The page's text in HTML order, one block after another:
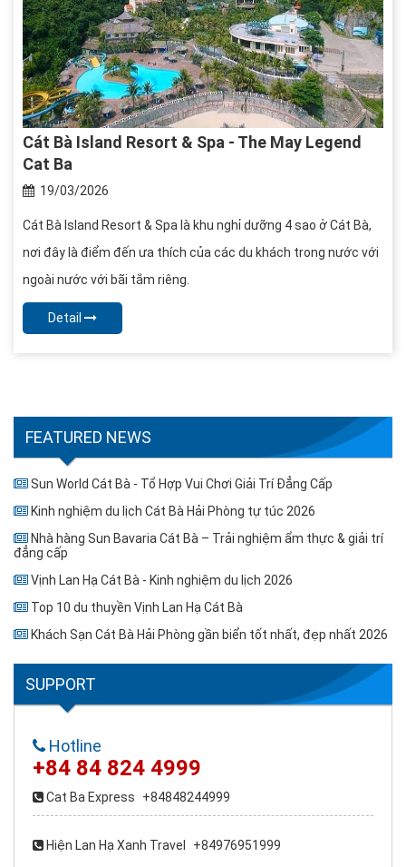
Cát Bà Island Resort & Spa - The May Legend
Cat Ba
19/03/2026
Cát Bà Island Resort & Spa là khu nghỉ dưỡng 4 sao ở Cát Bà,
nơi đây là điểm đến ưa thích của các du khách trong nước với
ngoài nước với bãi tắm riêng.
Detail
FEATURED NEWS
Sun World Cát Bà - Tổ Hợp Vui Chơi Giải Trí Đẳng Cấp
Kinh nghiệm du lịch Cát Bà Hải Phòng tự túc 2026
Nhà hàng Sun Bavaria Cát Bà – Trải nghiệm ẩm thực & giải trí
đẳng cấp
Vịnh Lan Hạ Cát Bà - Kinh nghiệm du lịch 2026
Top 10 du thuyền Vịnh Lan Hạ Cát Bà
Khách Sạn Cát Bà Hải Phòng gần biển tốt nhất, đẹp nhất 2026
SUPPORT
Hotline
+84 84 824 4999
Cat Ba Express +84848244999
Hiện Lan Hạ Xanh Travel +84976951999